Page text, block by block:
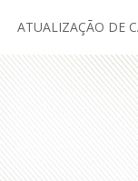
ATUALIZAÇÃO DE